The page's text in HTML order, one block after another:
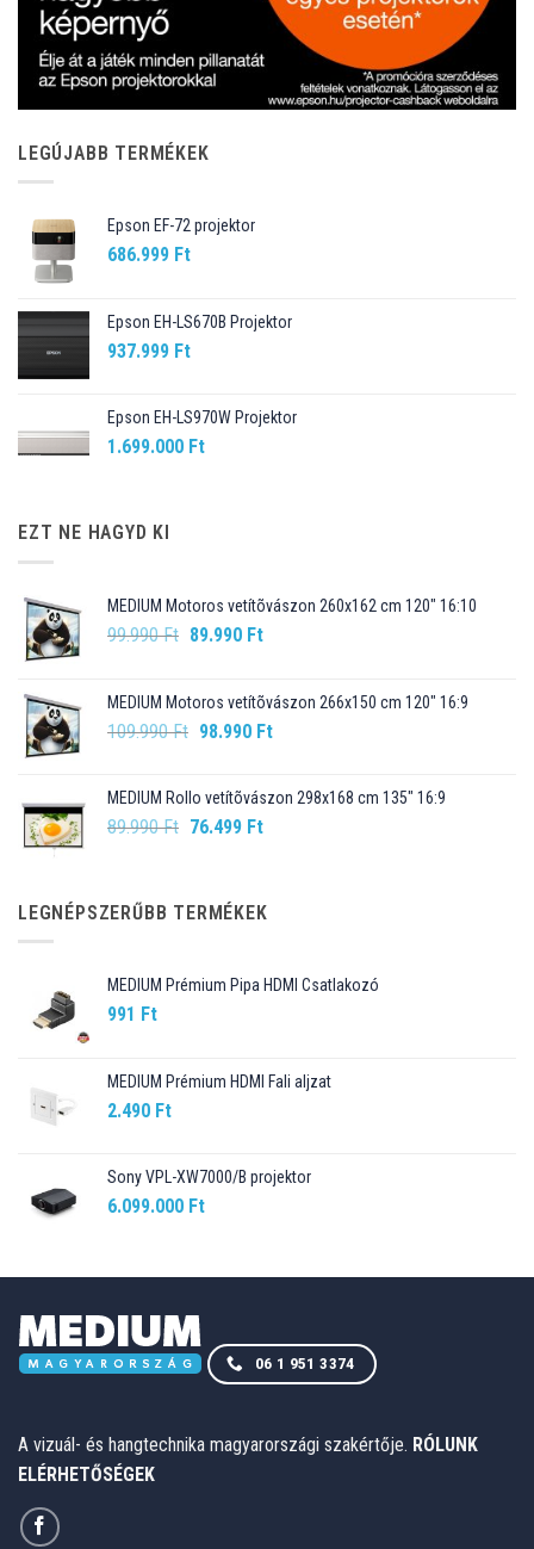
LEGÚJABB TERMÉKEK
Epson EF-72 projektor
686.999 Ft
Epson EH-LS670B Projektor
937.999 Ft
Epson EH-LS970W Projektor
1.699.000 Ft
EZT NE HAGYD KI
MEDIUM Motoros vetítõvászon 260x162 cm 120" 16:10
99.990Ft Original
99.990 Ft.
89.990 FtCurrent
89.990 Ft.
MEDIUM Motoros vetítõvászon 266x150 cm 120" 16:9
109.990Ft Original
109.990 Ft.
98.990 FtCurrent
98.990 Ft.
MEDIUM Rollo vetítõvászon 298x168 cm 135" 16:9
89.990Ft Original
89.990 Ft.
76.499 FtCurrent
76.499 Ft.
LEGNÉPSZERŰBB TERMÉKEK
MEDIUM Prémium Pipa HDMI Csatlakozó
991 Ft
MEDIUM Prémium HDMI Fali aljzat
2.490 Ft
Sony VPL-XW7000/B projektor
6.099.000 Ft
06 1 951 3374
A vizuál- és hangtechnika magyarországi szakértője. RÓLUNK
ELÉRHETŐSÉGEK